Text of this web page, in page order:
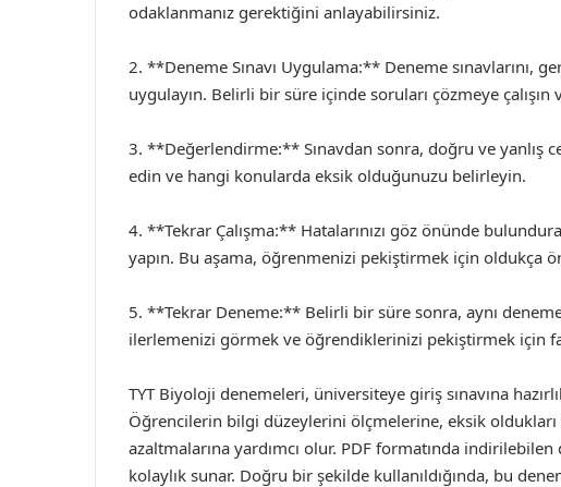
odaklanmanız gerektiğini anlayabilirsiniz.
2. **Deneme Sınavı Uygulama:** Deneme sınavlarını,
uygulayın. Belirli bir süre içinde soruları çözmeye
3. **Değerlendirme:** Sınavdan sonra, doğru ve yanlış
edin ve hangi konularda eksik olduğunuzu belirleyin.
4. **Tekrar Çalışma:** Hatalarınızı göz önünde
yapın. Bu aşama, öğrenmenizi pekiştirmek için oldukça
5. **Tekrar Deneme:** Belirli bir süre sonra, aynı
ilerlemenizi görmek ve öğrendiklerinizi pekiştirmek için
TYT Biyoloji denemeleri, üniversiteye giriş sınavına
Öğrencilerin bilgi düzeylerini ölçmelerine, eksik
azaltmalarına yardımcı olur. PDF formatında
kolaylık sunar. Doğru bir şekilde kullanıldığında, bu